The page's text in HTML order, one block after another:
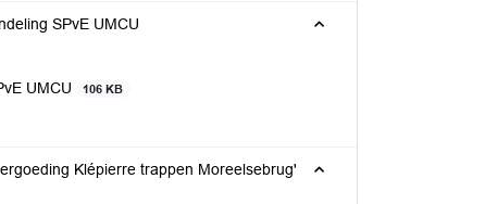
SPvE UMCU
UMCU
106 KB
Klépierre trappen Moreelsebrug'